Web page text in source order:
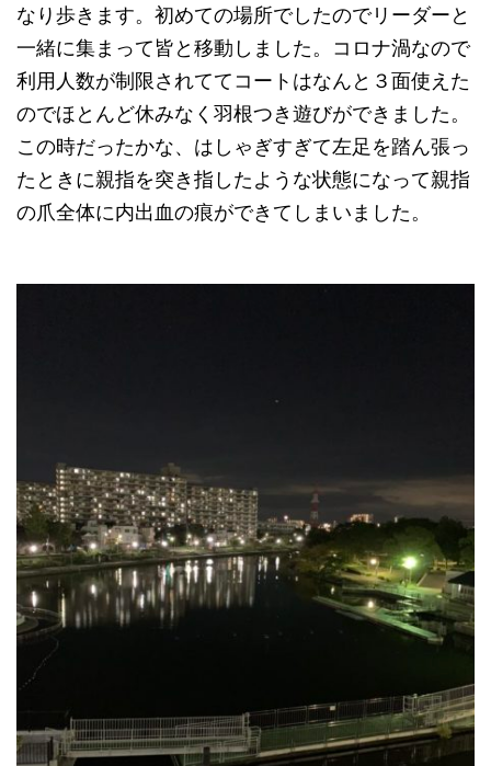
なり歩きます。初めての場所でしたのでリーダーと
一緒に集まって皆と移動しました。コロナ渦なので
利用人数が制限されててコートはなんと３面使えた
のでほとんど休みなく羽根つき遊びができました。
この時だったかな、はしゃぎすぎて左足を踏ん張っ
たときに親指を突き指したような状態になって親指
の爪全体に内出血の痕ができてしまいました。